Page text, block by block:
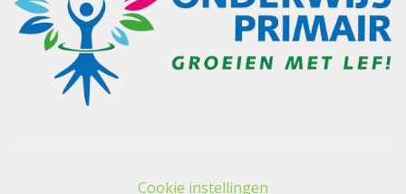
Cookie instellingen